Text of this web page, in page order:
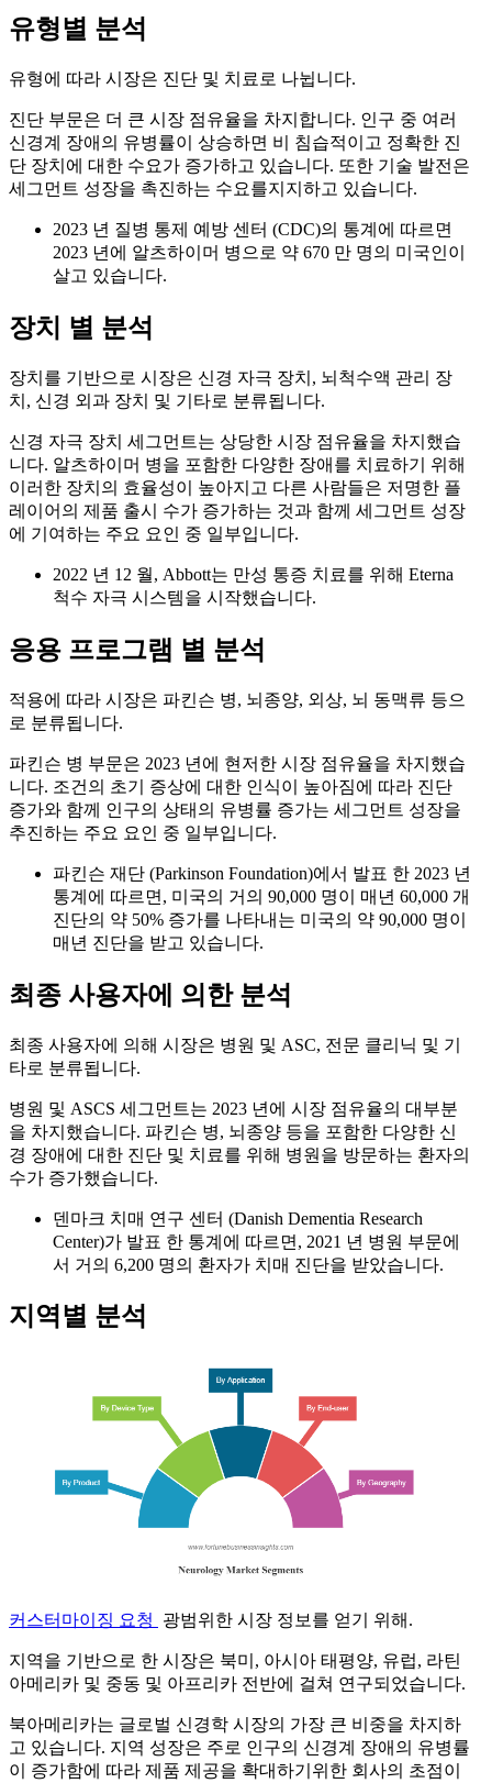
유형별 분석
유형에 따라 시장은 진단 및 치료로 나뉩니다.
진단 부문은 더 큰 시장 점유율을 차지합니다. 인구 중 여러
신경계 장애의 유병률이 상승하면 비 침습적이고 정확한 진
단 장치에 대한 수요가 증가하고 있습니다. 또한 기술 발전은
세그먼트 성장을 촉진하는 수요를지지하고 있습니다.
2023 년 질병 통제 예방 센터 (CDC)의 통계에 따르면
2023 년에 알츠하이머 병으로 약 670 만 명의 미국인이
살고 있습니다.
장치 별 분석
장치를 기반으로 시장은 신경 자극 장치, 뇌척수액 관리 장
치, 신경 외과 장치 및 기타로 분류됩니다.
신경 자극 장치 세그먼트는 상당한 시장 점유율을 차지했습
니다. 알츠하이머 병을 포함한 다양한 장애를 치료하기 위해
이러한 장치의 효율성이 높아지고 다른 사람들은 저명한 플
레이어의 제품 출시 수가 증가하는 것과 함께 세그먼트 성장
에 기여하는 주요 요인 중 일부입니다.
2022 년 12 월, Abbott는 만성 통증 치료를 위해 Eterna
척수 자극 시스템을 시작했습니다.
응용 프로그램 별 분석
적용에 따라 시장은 파킨슨 병, 뇌종양, 외상, 뇌 동맥류 등으
로 분류됩니다.
파킨슨 병 부문은 2023 년에 현저한 시장 점유율을 차지했습
니다. 조건의 초기 증상에 대한 인식이 높아짐에 따라 진단
증가와 함께 인구의 상태의 유병률 증가는 세그먼트 성장을
추진하는 주요 요인 중 일부입니다.
파킨슨 재단 (Parkinson Foundation)에서 발표 한 2023 년
통계에 따르면, 미국의 거의 90,000 명이 매년 60,000 개
진단의 약 50% 증가를 나타내는 미국의 약 90,000 명이
매년 진단을 받고 있습니다.
최종 사용자에 의한 분석
최종 사용자에 의해 시장은 병원 및 ASC, 전문 클리닉 및 기
타로 분류됩니다.
병원 및 ASCS 세그먼트는 2023 년에 시장 점유율의 대부분
을 차지했습니다. 파킨슨 병, 뇌종양 등을 포함한 다양한 신
경 장애에 대한 진단 및 치료를 위해 병원을 방문하는 환자의
수가 증가했습니다.
덴마크 치매 연구 센터 (Danish Dementia Research
Center)가 발표 한 통계에 따르면, 2021 년 병원 부문에
서 거의 6,200 명의 환자가 치매 진단을 받았습니다.
지역별 분석
커스터마이징 요청 광범위한 시장 정보를 얻기 위해.
지역을 기반으로 한 시장은 북미, 아시아 태평양, 유럽, 라틴
아메리카 및 중동 및 아프리카 전반에 걸쳐 연구되었습니다.
북아메리카는 글로벌 신경학 시장의 가장 큰 비중을 차지하
고 있습니다. 지역 성장은 주로 인구의 신경계 장애의 유병률
이 증가함에 따라 제품 제공을 확대하기위한 회사의 초점이